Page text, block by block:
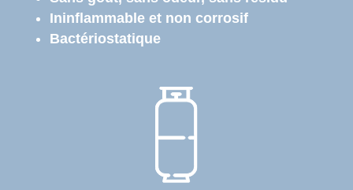
Ininflammable et non corrosif
Bactériostatique